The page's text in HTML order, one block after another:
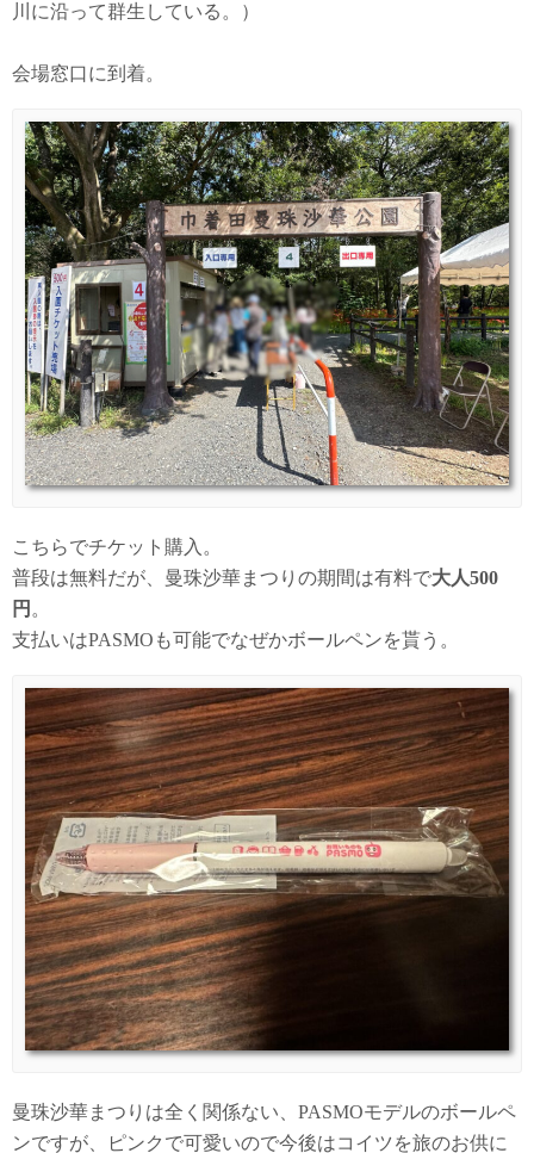
川に沿って群生している。）
会場窓口に到着。
こちらでチケット購入。
普段は無料だが、曼珠沙華まつりの期間は有料で大人500
円 。
支払いはPASMOも可能でなぜかボールペンを貰う。
曼珠沙華まつりは全く関係ない、PASMOモデルのボールペ
ンですが、ピンクで可愛いので今後はコイツを旅のお供に